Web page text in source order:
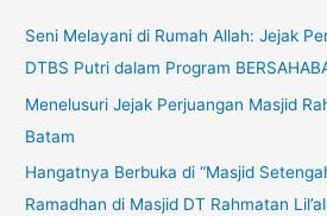
Seni Melayani di Rumah Allah: Jejak
DTBS Putri dalam Program
Menelusuri Jejak Perjuangan Masjid
Batam
Hangatnya Berbuka di “Masjid
Ramadhan di Masjid DT Rahmatan